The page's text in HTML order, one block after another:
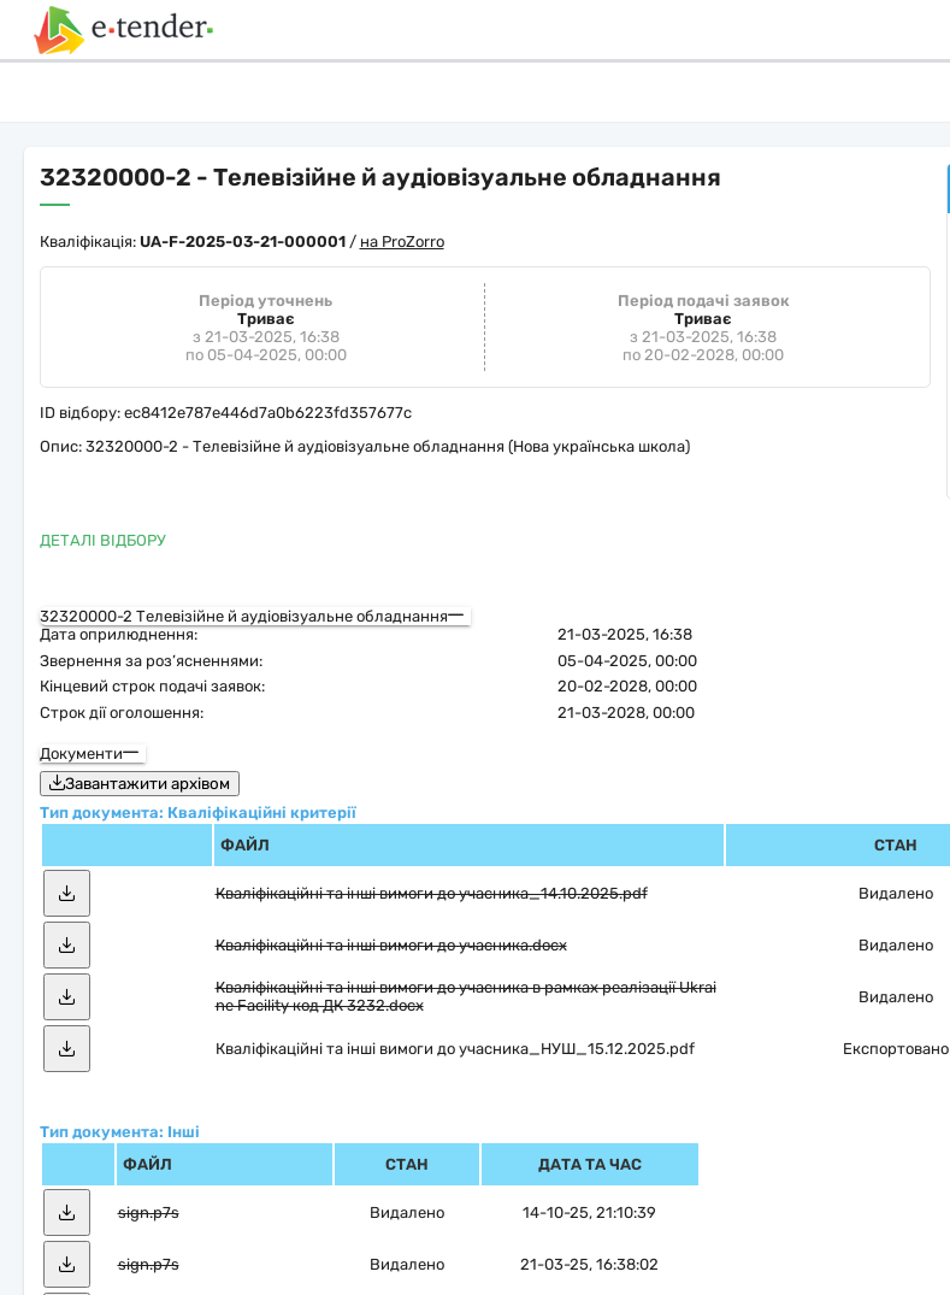
32320000-2 - Телевізійне й аудіовізуальне обладнання
Кваліфікація: UA-F-2025-03-21-000001 / на ProZorro
Період уточнень
Триває
з 21-03-2025, 16:38
по 05-04-2025, 00:00
Період подачі заявок
Триває
з 21-03-2025, 16:38
по 20-02-2028, 00:00
ID відбору: ec8412e787e446d7a0b6223fd357677c
Опис: 32320000-2 - Телевізійне й аудіовізуальне обладнання (Нова українська школа)
ДЕТАЛІ ВІДБОРУ
32320000-2 Телевізійне й аудіовізуальне обладнання
Дата оприлюднення:
21-03-2025, 16:38
Звернення за роз’ясненнями:
05-04-2025, 00:00
Кінцевий строк подачі заявок:
20-02-2028, 00:00
Строк дії оголошення:
21-03-2028, 00:00
Документи
Завантажити архівом
Тип документа: Кваліфікаційні критерії
ФАЙЛ
СТАН
Кваліфікаційні та інші вимоги до учасника_14.10.2025.pdf Видалено
Кваліфікаційні та інші вимоги до учасника.docx Видалено
Кваліфікаційні та інші вимоги до учасника в рамках реалізації Ukrai
ne Facility код ДК 3232.docx
Видалено
Кваліфікаційні та інші вимоги до учасника_НУШ_15.12.2025.pdf Експортовано
Тип документа: Інші
ФАЙЛ
СТАН ДАТА ТА ЧАС
sign.p7s Видалено 14-10-25, 21:10:39
sign.p7s Видалено 21-03-25, 16:38:02